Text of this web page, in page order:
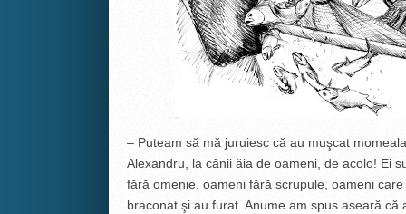
– Puteam să mă juruiesc că au muşcat
Alexandru, la cânii ăia de oameni, de acolo! Ei
fără omenie, oameni fără scrupule, oameni
braconat şi au furat. Anume am spus aseară